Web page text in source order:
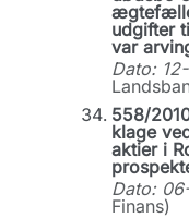
udgifter
var
Dato:
558/
klage
aktier i
Dato:
Finans)